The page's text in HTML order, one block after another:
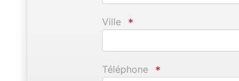
Ville *
Téléphone *